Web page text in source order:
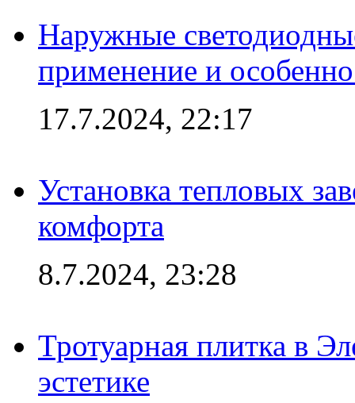
Наружные
применение и
17.7.2024, 22:17
Установка тепловых
комфорта
8.7.2024, 23:28
Тротуарная плитка в
эстетике